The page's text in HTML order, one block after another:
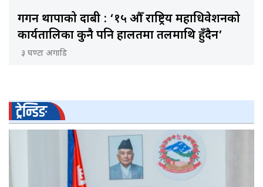
गगन थापाको दाबी : ‘१५ औँ राष्ट्रिय महाधिवेशनको
कार्यतालिका कुनै पनि हालतमा तलमाथि हुँदैन’
३ घण्टा अगाडि
ट्रेन्डिङ